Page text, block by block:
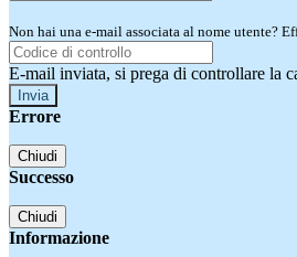
Non hai una e-mail associata al nome utente?
E-mail inviata, si prega di controllare la
Errore
Chiudi
Successo
Chiudi
Informazione